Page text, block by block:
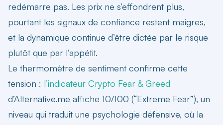
redémarre pas. Les prix ne s’effondrent plus,
pourtant les signaux de confiance restent maigres,
et la dynamique continue d’être dictée par le risque
plutôt que par l’appétit.
Le thermomètre de sentiment confirme cette
tension : l’indicateur Crypto Fear & Greed
d’Alternative.me affiche 10/100 (“Extreme Fear”), un
niveau qui traduit une psychologie défensive, où la